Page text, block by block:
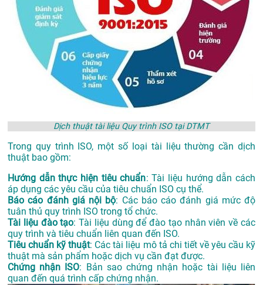
Dịch thuật tài liệu Quy trình ISO tại DTMT
Trong quy trình ISO, một số loại tài liệu thường cần dịch
thuật bao gồm:
Hướng dẫn thực hiện tiêu chuẩn: Tài liệu hướng dẫn cách
áp dụng các yêu cầu của tiêu chuẩn ISO cụ thể.
Báo cáo đánh giá nội bộ: Các báo cáo đánh giá mức độ
tuân thủ quy trình ISO trong tổ chức.
Tài liệu đào tạo: Tài liệu dùng để đào tạo nhân viên về các
quy trình và tiêu chuẩn liên quan đến ISO.
Tiêu chuẩn kỹ thuật: Các tài liệu mô tả chi tiết về yêu cầu kỹ
thuật mà sản phẩm hoặc dịch vụ cần đạt được.
Chứng nhận ISO: Bản sao chứng nhận hoặc tài liệu liên
quan đến quá trình cấp chứng nhận.